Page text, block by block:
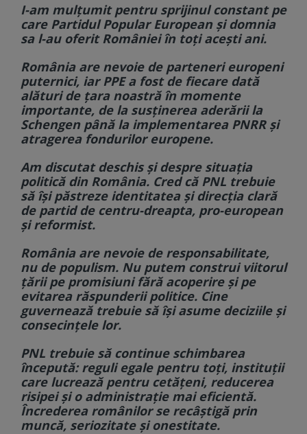
I-am mulțumit pentru sprijinul constant pe
care Partidul Popular European și domnia
sa l-au oferit României în toți acești ani.
România are nevoie de parteneri europeni
puternici, iar PPE a fost de fiecare dată
alături de țara noastră în momente
importante, de la susținerea aderării la
Schengen până la implementarea PNRR și
atragerea fondurilor europene.
Am discutat deschis și despre situația
politică din România. Cred că PNL trebuie
să își păstreze identitatea și direcția clară
de partid de centru-dreapta, pro-european
și reformist.
România are nevoie de responsabilitate,
nu de populism. Nu putem construi viitorul
țării pe promisiuni fără acoperire și pe
evitarea răspunderii politice. Cine
guvernează trebuie să își asume deciziile și
consecințele lor.
PNL trebuie să continue schimbarea
începută: reguli egale pentru toți, instituții
care lucrează pentru cetățeni, reducerea
risipei și o administrație mai eficientă.
Încrederea românilor se recâștigă prin
muncă, seriozitate și onestitate.